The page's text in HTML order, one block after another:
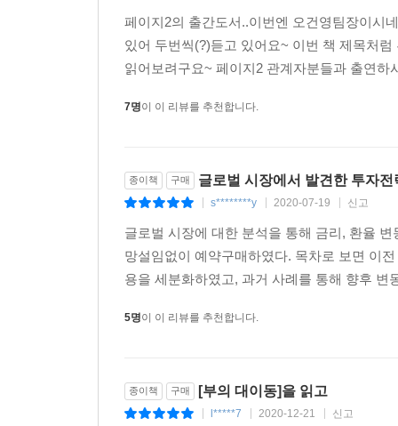
페이지2의 출간도서..이번엔 오건영팀장이시
있어 두번씩(?)듣고 있어요~ 이번 책 제목처
읽어보려구요~ 페이지2 관계자분들과 출연
7명이 이 리뷰를 추천합니다.
종이책 구매 글로벌 시장에서 발견한 투자전
s********y 2020-07-19 신고
글로벌 시장에 대한 분석을 통해 금리, 환율
망설임없이 예약구매하였다. 목차로 보면 이
용을 세분화하였고, 과거 사례를 통해 향후
5명이 이 리뷰를 추천합니다.
종이책 구매 [부의 대이동]을 읽고
l*****7 2020-12-21 신고